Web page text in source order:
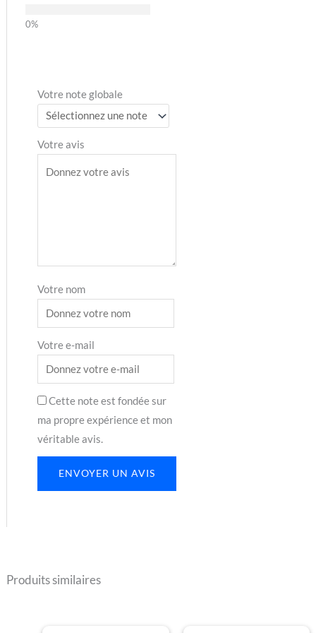
Votre note globale
Votre avis
Votre nom
Votre e-mail
Cette note est fondée sur
ma propre expérience et mon
véritable avis.
ENVOYER UN AVIS
Produits similaires